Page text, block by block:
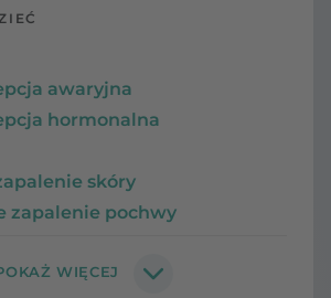
awaryjna
hormonalna
skóry
zapalenie pochwy